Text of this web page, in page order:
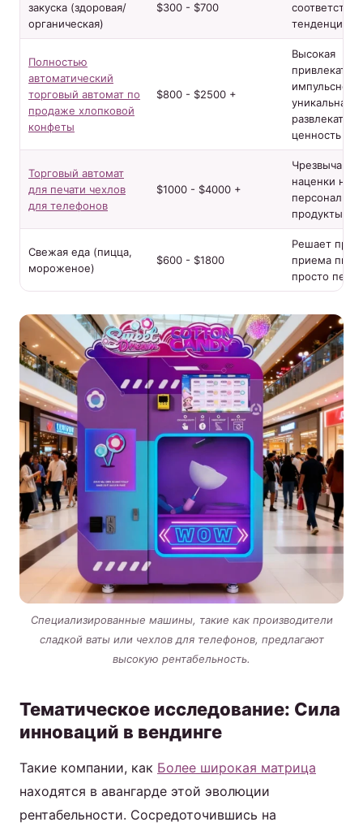
закуска (здоровая/
органическая)
$300 - $700
соответствие
тенденциям
Полностью
автоматический
торговый автомат по
продаже хлопковой
конфеты
$800 - $2500 +
Высокая
импульсной
уникальная
ценность
Торговый автомат
для печати чехлов
для телефонов
$1000 - $4000 +
наценки на
продукты
Свежая еда (пицца,
мороженое)
$600 - $1800
Решает
приема
просто
Специализированные машины, такие как производители
сладкой ваты или чехлов для телефонов, предлагают
высокую рентабельность.
Тематическое исследование: Сила
инноваций в вендинге
Такие компании, как Более широкая матрица
находятся в авангарде этой эволюции
рентабельности. Сосредоточившись на